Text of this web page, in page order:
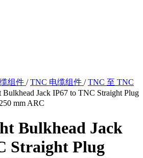
组件 / TNC 电缆组件 / TNC 至 TNC
Jack IP67 to TNC Straight Plug
mm ARC
Bulkhead Jack
Straight Plug